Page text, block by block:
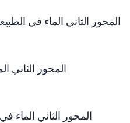
المحور الثاني الماء في الطبيعة - معالجة
المحور الثاني
المحور الثاني الماء في